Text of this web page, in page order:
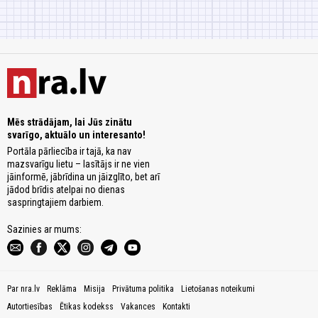
Mēs strādājam, lai Jūs zinātu
svarīgo, aktuālo un interesanto!
Portāla pārliecība ir tajā, ka nav
mazsvarīgu lietu – lasītājs ir ne vien
jāinformē, jābrīdina un jāizglīto, bet arī
jādod brīdis atelpai no dienas
saspringtajiem darbiem.
Sazinies ar mums:
Par nra.lv Reklāma Misija Privātuma politika
Lietošanas noteikumi
Autortiesības
Ētikas kodekss Vakances Kontakti